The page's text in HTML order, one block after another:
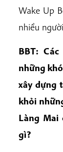
Wake Up
nhiều
BBT:
những
xây dựng
khỏi
Làng Mai
gì?